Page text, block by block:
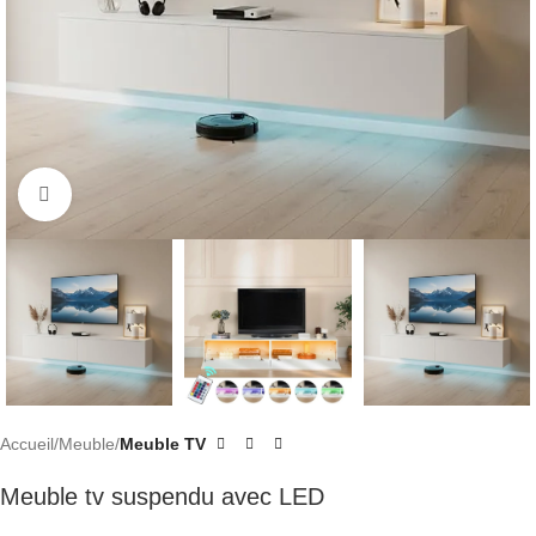
Click to enlarge
Accueil Meuble Meuble TV
Meuble tv suspendu avec LED